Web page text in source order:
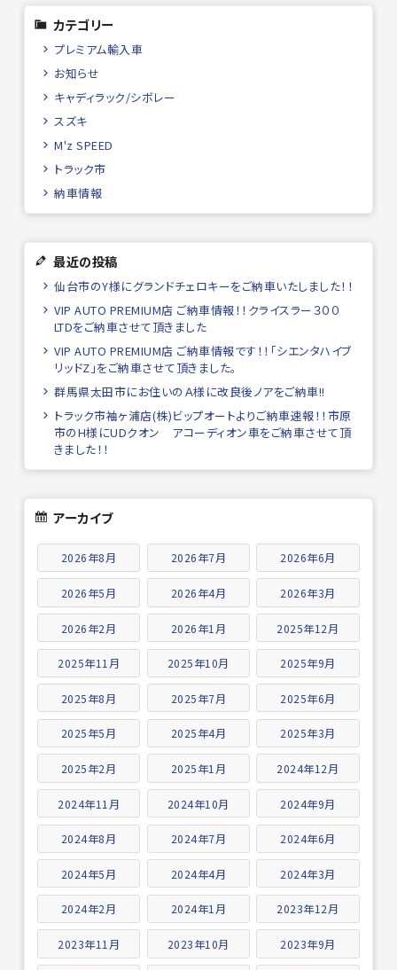
カテゴリー
プレミアム輸入車
お知らせ
キャディラック/シボレー
スズキ
M'z SPEED
トラック市
納車情報
最近の投稿
仙台市のY様にグランドチェロキーをご納車いたしました！！
VIP AUTO PREMIUM店 ご納車情報！！クライスラー３００
LTDをご納車させて頂きました
VIP AUTO PREMIUM店 ご納車情報です！！「シエンタハイブ
リッドZ」をご納車させて頂きました。
群馬県太田市にお住いのＡ様に改良後ノアをご納車!!
トラック市袖ヶ浦店(株)ビップオートよりご納車速報！！市原
市のH様にUDクオン アコーディオン車をご納車させて頂
きました！！
アーカイブ
2026年8月 2026年7月 2026年6月
2026年5月 2026年4月 2026年3月
2026年2月 2026年1月 2025年12月
2025年11月 2025年10月 2025年9月
2025年8月 2025年7月 2025年6月
2025年5月 2025年4月 2025年3月
2025年2月 2025年1月 2024年12月
2024年11月 2024年10月 2024年9月
2024年8月 2024年7月 2024年6月
2024年5月 2024年4月 2024年3月
2024年2月 2024年1月 2023年12月
2023年11月 2023年10月 2023年9月